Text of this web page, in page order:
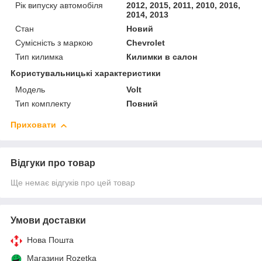
Рік випуску автомобіля
2012, 2015, 2011, 2010, 2016,
2014, 2013
Стан
Новий
Сумісність з маркою
Chevrolet
Тип килимка
Килимки в салон
Користувальницькі характеристики
Мoдель
Volt
Тип комплекту
Повний
Приховати
Відгуки про товар
Ще немає відгуків про цей товар
Умови доставки
Нова Пошта
Магазини Rozetka